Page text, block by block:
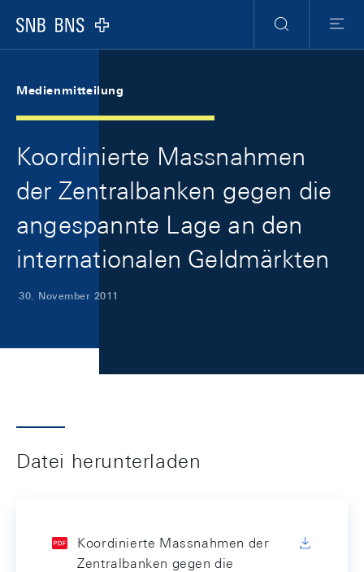
Logo
Suche
Menu
Medienmitteilung
Koordinierte Massnahmen
der Zentralbanken gegen die
angespannte Lage an den
internationalen Geldmärkten
30. November 2011
Datei herunterladen
Koordinierte Massnahmen der
Zentralbanken gegen die